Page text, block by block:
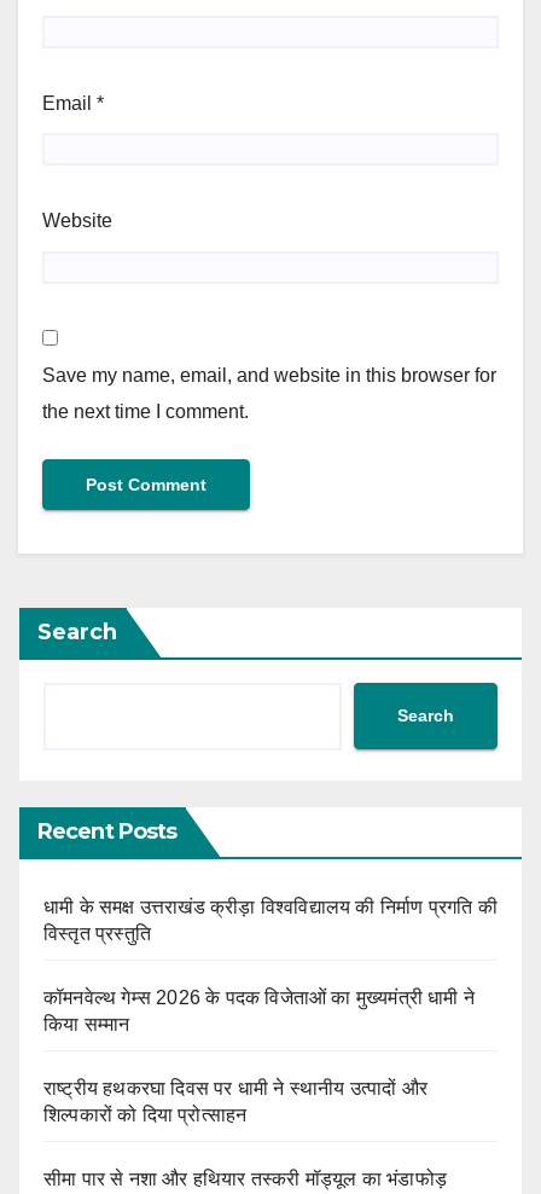
Email *
Website
Save my name, email, and website in this browser for
the next time I comment.
Search
Search
Recent Posts
धामी के समक्ष उत्तराखंड क्रीड़ा विश्वविद्यालय की निर्माण प्रगति की
विस्तृत प्रस्तुति
कॉमनवेल्थ गेम्स 2026 के पदक विजेताओं का मुख्यमंत्री धामी ने
किया सम्मान
राष्ट्रीय हथकरघा दिवस पर धामी ने स्थानीय उत्पादों और
शिल्पकारों को दिया प्रोत्साहन
सीमा पार से नशा और हथियार तस्करी मॉड्यूल का भंडाफोड़